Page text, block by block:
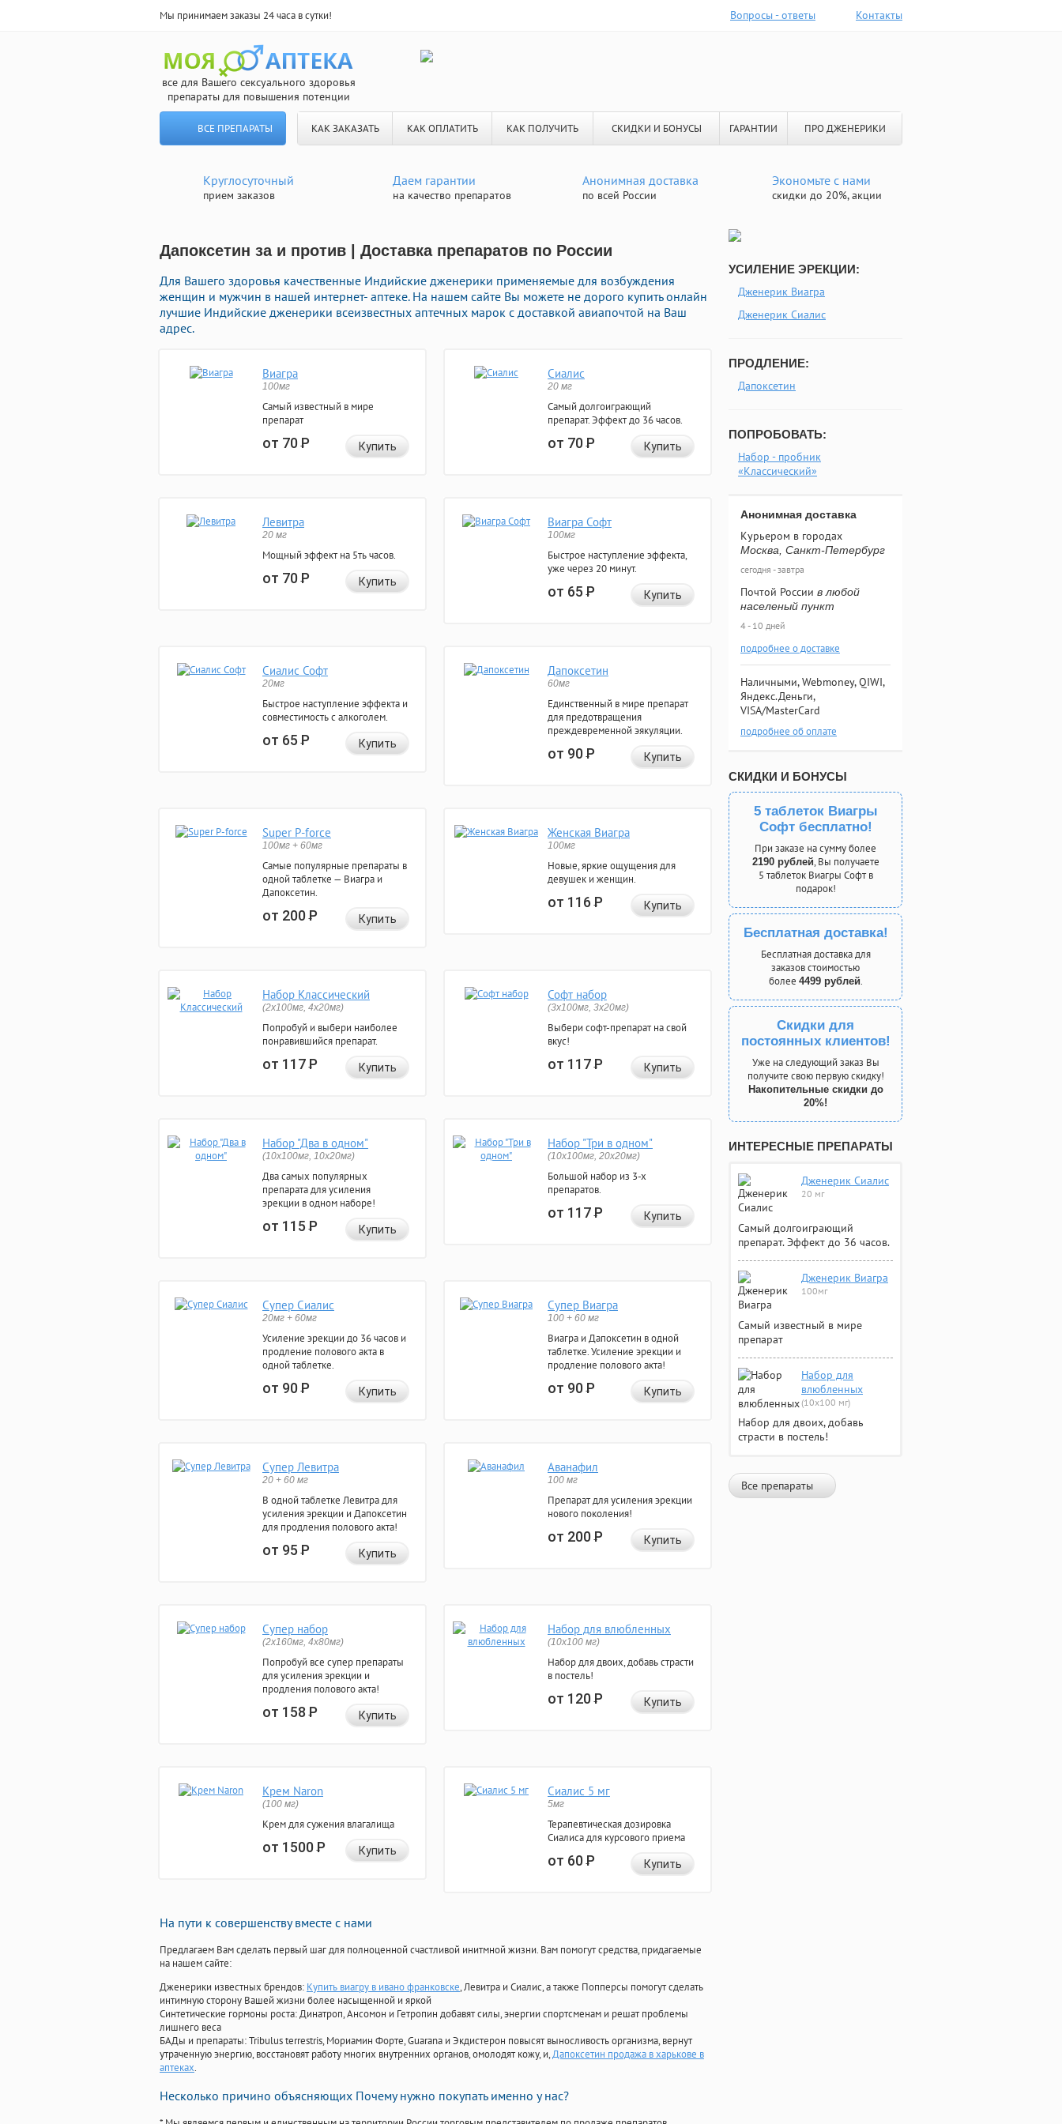
Мы принимаем заказы 24 часа в сутки! Вопросы - ответы Контакты
все для Вашего сексуального здоровья
препараты для повышения потенции
ВСЕ ПРЕПАРАТЫ КАК ЗАКАЗАТЬ КАК ОПЛАТИТЬ КАК ПОЛУЧИТЬ СКИДКИ И БОНУСЫ ГАРАНТИИ ПРО ДЖЕНЕРИКИ
Круглосуточный
прием заказов
Даем гарантии
на качество препаратов
Анонимная доставка
по всей России
Экономьте с нами
скидки до 20%, акции
Дапоксетин за и против | Доставка препаратов по России
Для Вашего здоровья качественные Индийские дженерики применяемые для возбуждения
женщин и мужчин в нашей интернет- аптеке. На нашем сайте Вы можете не дорого купить онлайн
лучшие Индийские дженерики всеизвестных аптечных марок с доставкой авиапочтой на Ваш
адрес.
Виагра
100мг
Самый известный в мире
препарат
от 70Р Купить
Сиалис
20 мг
Самый долгоиграющий
препарат. Эффект до 36 часов.
от 70Р Купить
Левитра
20 мг
Мощный эффект на 5ть часов.
от 70Р Купить
Виагра Софт
100мг
Быстрое наступление эффекта,
уже через 20 минут.
от 65Р Купить
Сиалис Софт
20мг
Быстрое наступление эффекта и
совместимость с алкоголем.
от 65Р Купить
Дапоксетин
60мг
Единственный в мире препарат
для предотвращения
преждевременной эякуляции.
от 90Р Купить
Super P-force
100мг + 60мг
Самые популярные препараты в
одной таблетке — Виагра и
Дапоксетин.
от 200Р Купить
Женская Виагра
100мг
Новые, яркие ощущения для
девушек и женщин.
от 116Р Купить
Набор Классический
(2x100мг, 4x20мг)
Попробуй и выбери наиболее
понравившийся препарат.
от 117Р Купить
Софт набор
(3x100мг, 3x20мг)
Выбери софт-препарат на свой
вкус!
от 117Р Купить
Набор "Два в одном"
(10x100мг, 10x20мг)
Два самых популярных
препарата для усиления
эрекции в одном наборе!
от 115Р Купить
Набор "Три в одном"
(10x100мг, 20x20мг)
Большой набор из 3-х
препаратов.
от 117Р Купить
Супер Сиалис
20мг + 60мг
Усиление эрекции до 36 часов и
продление полового акта в
одной таблетке.
от 90Р Купить
Супер Виагра
100 + 60 мг
Виагра и Дапоксетин в одной
таблетке. Усиление эрекции и
продление полового акта!
от 90Р Купить
Супер Левитра
20 + 60 мг
В одной таблетке Левитра для
усиления эрекции и Дапоксетин
для продления полового акта!
от 95Р Купить
Аванафил
100 мг
Препарат для усиления эрекции
нового поколения!
от 200Р Купить
Супер набор
(2х160мг, 4х80мг)
Попробуй все супер препараты
для усиления эрекции и
продления полового акта!
от 158Р Купить
Набор для влюбленных
(10х100 мг)
Набор для двоих, добавь страсти
в постель!
от 120Р Купить
Крем Naron
(100 мг)
Крем для сужения влагалища
от 1500Р Купить
Сиалис 5 мг
5мг
Терапевтическая дозировка
Сиалиса для курсового приема
от 60Р Купить
На пути к совершенству вместе с нами
Предлагаем Вам сделать первый шаг для полноценной счастливой инитмной жизни. Вам помогут средства, придагаемые
на нашем сайте:
Дженерики известных брендов: Купить виагру в ивано франковске, Левитра и Сиалис, а также Попперсы помогут сделать
интимную сторону Вашей жизни более насыщенной и яркой
Синтетические гормоны роста: Динатроп, Ансомон и Гетропин добавят силы, энергии спортсменам и решат проблемы
лишнего веса
БАДы и препараты:Tribulus terrestris, Мориамин Форте, Guarana и Экдистерон повысят выносливость организма, вернут
утраченную энергию, восстановят работу многих внутренних органов, омолодят кожу, и,Дапоксетин продажа в харькове в
аптеках.
Несколько причино объясняющих Почему нужно покупать именно у нас?
УСИЛЕНИЕ ЭРЕКЦИИ:
Дженерик Виагра
Дженерик Сиалис
ПРОДЛЕНИЕ:
Дапоксетин
ПОПРОБОВАТЬ:
Набор - пробник
«Классический»
Анонимная доставка
Курьером в городах
Москва, Санкт-Петербург
сегодня - завтра
Почтой России в любой
населеный пункт
4 - 10 дней
подробнее о доставке
Наличными, Webmoney, QIWI,
Яндекс.Деньги,
VISA/MasterCard
подробнее об оплате
СКИДКИ И БОНУСЫ
5 таблеток Виагры
Софт бесплатно!
При заказе на сумму более
2190 рублей, Вы получаете
5 таблеток Виагры Софт в
подарок!
Бесплатная доставка!
Бесплатная доставка для
заказов стоимостью
более 4499 рублей.
Скидки для
постоянных клиентов!
Уже на следующий заказ Вы
получите свою первую скидку!
Накопительные скидки до
20%!
ИНТЕРЕСНЫЕ ПРЕПАРАТЫ
Дженерик Сиалис
20 мг
Самый долгоиграющий
препарат. Эффект до 36 часов.
Дженерик Виагра
100мг
Самый известный в мире
препарат
Набор для
влюбленных
(10х100 мг)
Набор для двоих, добавь
страсти в постель!
Все препараты